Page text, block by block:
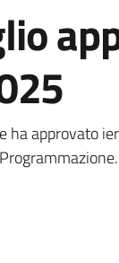
ha approvato